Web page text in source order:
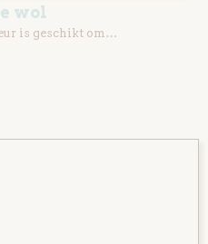
wol
is geschikt om…